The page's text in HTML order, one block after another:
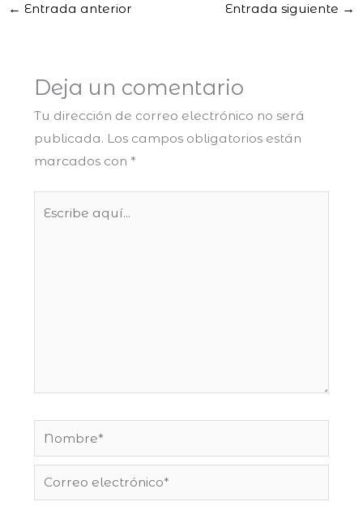
← Entrada anterior Entrada siguiente →
Deja un comentario
Tu dirección de correo electrónico no será
publicada. Los campos obligatorios están
marcados con *
Nombre*
Correo
electrónico*